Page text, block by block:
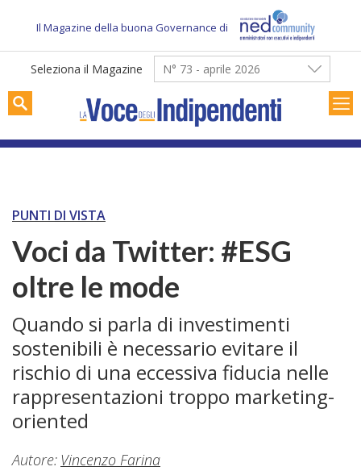
content
Il Magazine della buona Governance di
Seleziona il Magazine N° 73 - aprile 2026
PUNTI DI VISTA
Voci da Twitter: #ESG
oltre le mode
Quando si parla di investimenti
sostenibili è necessario evitare il
rischio di una eccessiva fiducia nelle
rappresentazioni troppo marketing-
oriented
Autore: Vincenzo Farina